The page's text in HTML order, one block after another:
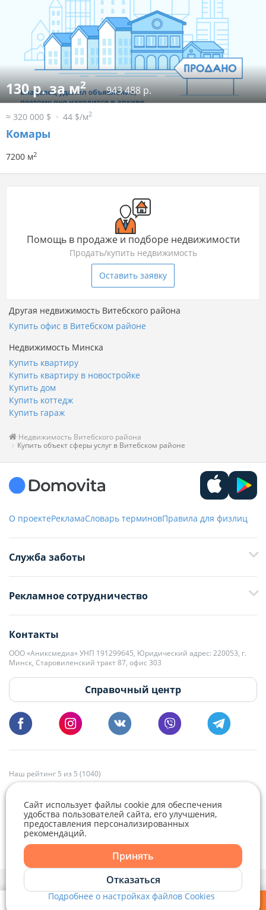
Telegram
130 р. за м2 943 488 р.
≈ 320 000 $ 44 $/м2
Комары
7200 м2
Помощь в продаже и подборе недвижимости
Продать/купить недвижимость
Оставить заявку
Другая недвижимость Витебского района
Купить офис в Витебском районе
Недвижимость Минска
Купить квартиру
Купить квартиру в новостройке
Купить дом
Купить коттедж
Купить гараж
Недвижимость Витебского района
Купить объект сферы услуг в Витебском районе
О проектеРекламаСловарь терминовПравила для физлиц
Служба заботы
+375 29 376-13-70
+375 33 376-13-70
editor@domovita.by
Мы принимаем звонки и отвечаем на письма в будние дни с 9:00 до
18:00.
Рекламное сотрудничество
+375 29 563-15-61 Кристина Филюта
kb@domovita.by
+375 29 179-11-28 Владислав Гладченко
vg@domovita.by
Пишите и звоните нам в будние дни с 8:00 до 20:00.
Контакты
ООО «Аниксмедиа» УНП 191299645, Юридический адрес: 220053, г.
Минск, Старовиленский тракт 87, офис 303
Справочный центр
Наш рейтинг 5 из 5 (1040)
Политика конфиденциальности,
Политика обработки файлов cookieиВыбор настроек Cookie
Сайт использует файлы cookie для обеспечения
удобства пользователей сайта, его улучшения,
предоставления персонализированных
рекомендаций.
Принять
Отказаться
Подробнее о настройках файлов Cookies